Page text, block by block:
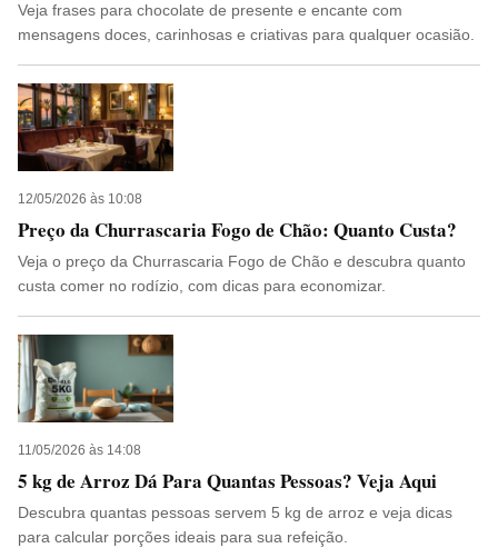
Veja frases para chocolate de presente e encante com
mensagens doces, carinhosas e criativas para qualquer ocasião.
12/05/2026 às 10:08
Preço da Churrascaria Fogo de Chão: Quanto Custa?
Veja o preço da Churrascaria Fogo de Chão e descubra quanto
custa comer no rodízio, com dicas para economizar.
11/05/2026 às 14:08
5 kg de Arroz Dá Para Quantas Pessoas? Veja Aqui
Descubra quantas pessoas servem 5 kg de arroz e veja dicas
para calcular porções ideais para sua refeição.